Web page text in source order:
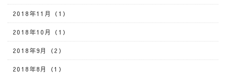
2018年11月（1）
2018年10月（1）
2018年9月（2）
2018年8月（1）